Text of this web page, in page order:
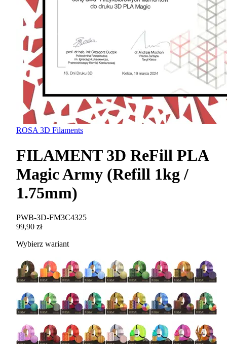
ROSA 3D Filaments
FILAMENT 3D ReFill PLA
Magic Army (Refill 1kg /
1.75mm)
PWB-3D-FM3C4325
99,90 zł
Wybierz wariant